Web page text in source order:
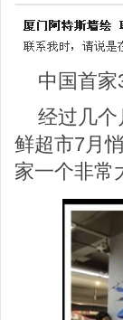
中国首
经过几
鲜超市7月
家一个非常